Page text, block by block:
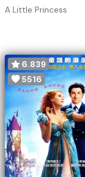
A Little Princess
6.839
5516